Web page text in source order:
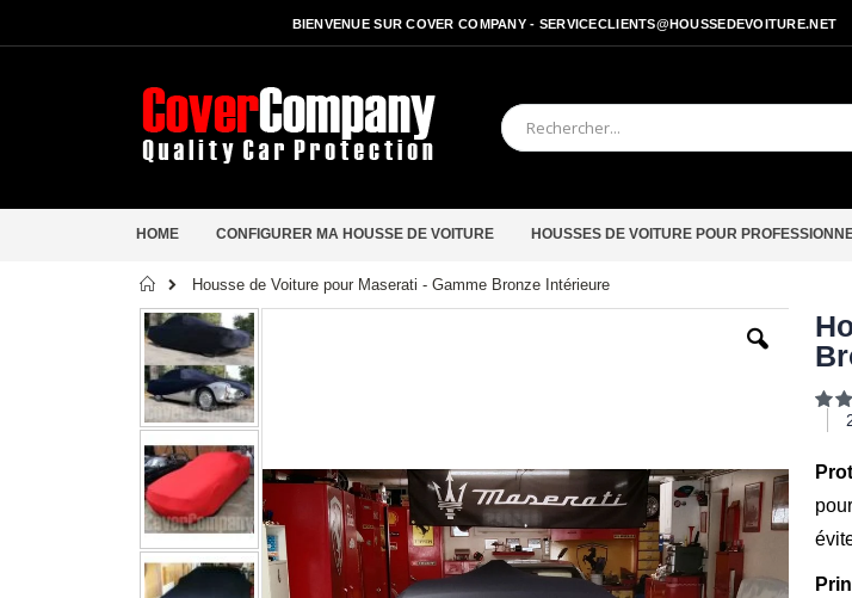
BIENVENUE SUR COVER COMPANY - SERVICECLIENTS@HOUSSEDEVOITURE.NET
HOME CONFIGURER MA HOUSSE DE VOITURE HOUSSES DE VOITURE POUR
Accueil
Housse de Voiture pour Maserati - Gamme Bronze Intérieure
Passer
à
fin
de
galerie
d’images
Passer
début
Galerie
d’images